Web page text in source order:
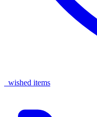
wished items